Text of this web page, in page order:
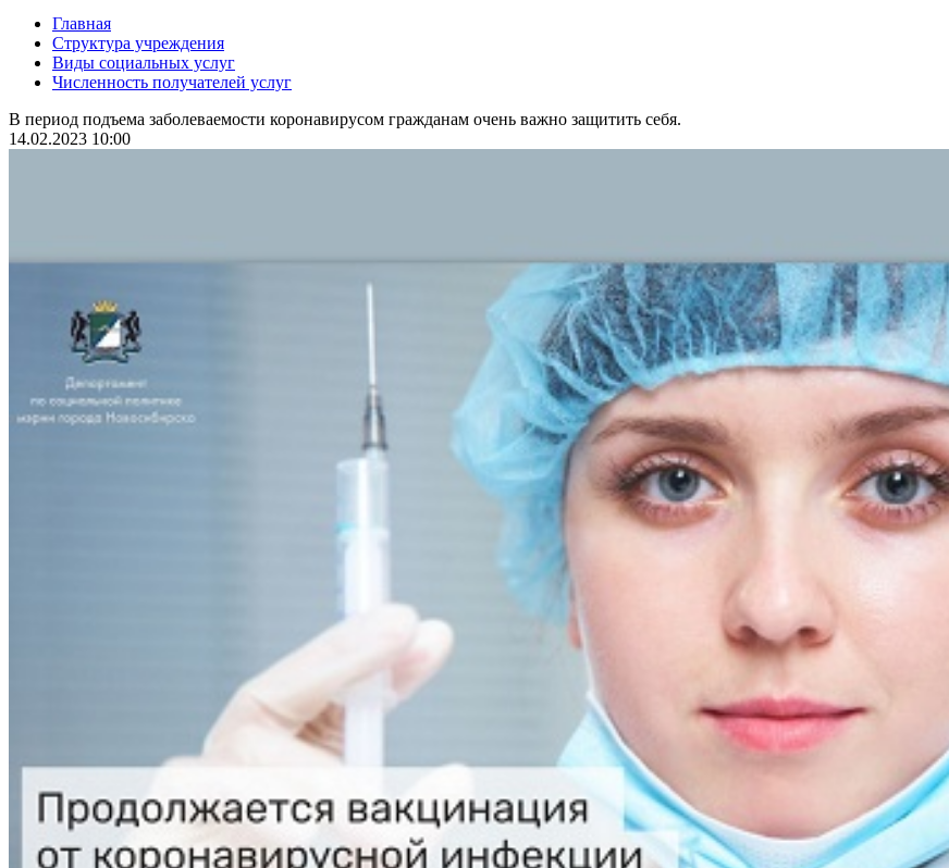
Главная
Структура учреждения
Виды социальных услуг
Численность получателей услуг
В период подъема заболеваемости коронавирусом гражданам очень важно защитить себя.
14.02.2023 10:00